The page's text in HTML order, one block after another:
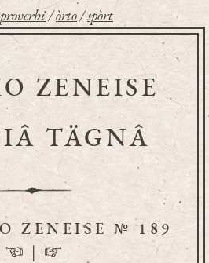
proverbi/òrto/spòrt
ZENEISE
TÄGNÂ
ZENEISE № 189
☜ | ☞